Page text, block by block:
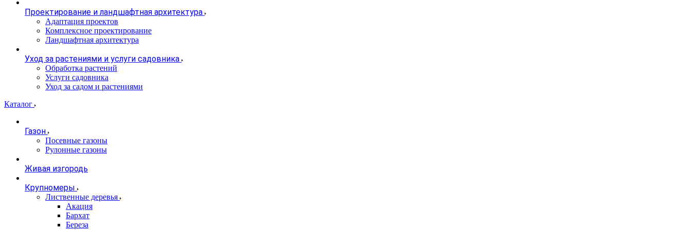
Проектирование и ландшафтная архитектура
Адаптация проектов
Комплексное проектирование
Ландшафтная архитектура
Уход за растениями и услуги садовника
Обработка растений
Услуги садовника
Уход за садом и растениями
Каталог
Газон
Посевные газоны
Рулонные газоны
Живая изгородь
Крупномеры
Лиственные деревья
Акация
Бархат
Береза